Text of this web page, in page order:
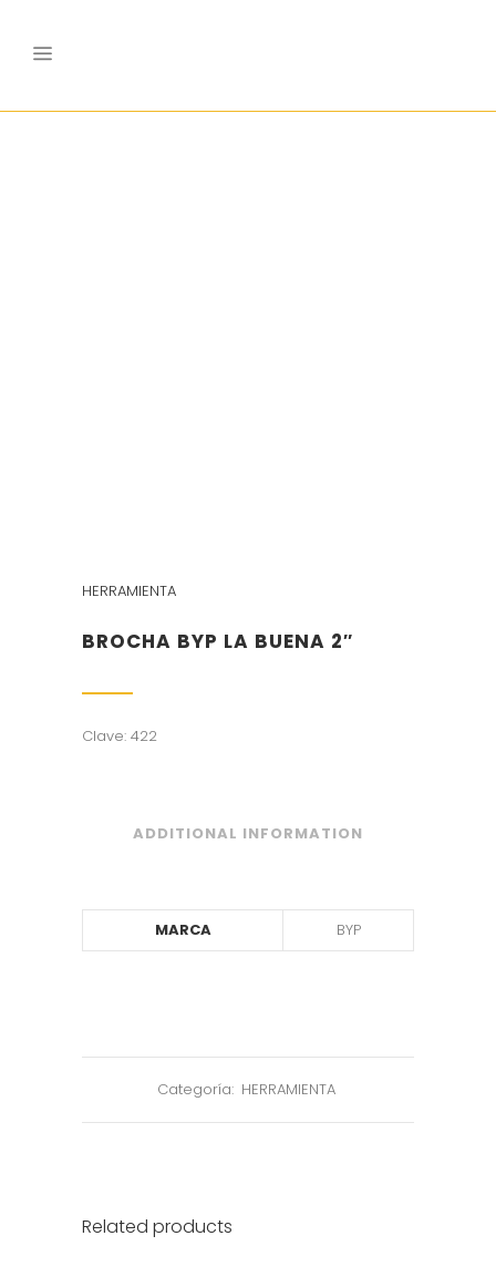
HERRAMIENTA
BROCHA BYP LA BUENA 2″
Clave: 422
ADDITIONAL INFORMATION
MARCA BYP
Categoría: HERRAMIENTA
Related products